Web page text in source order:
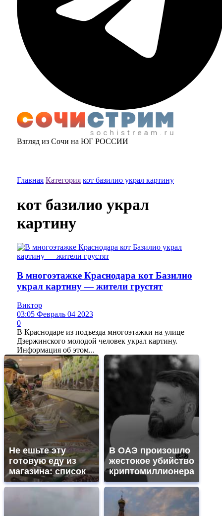
Взгляд из Сочи на ЮГ РОССИИ
Главная Категория кот базилио украл картину
кот базилио украл
картину
В многоэтажке Краснодара кот Базилио
украл картину — жители грустят
Виктор
03:05 Февраль 04 2023
0
В Краснодаре из подъезда многоэтажки на улице
Дзержинского молодой человек украл картину.
Информация об этом...
Не ешьте эту
готовую еду из
магазина: список
В ОАЭ произошло
жестокое убийство
криптомиллионера